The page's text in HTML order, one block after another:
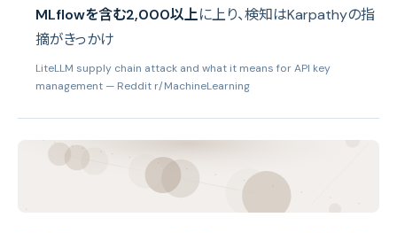
MLflowを含む2,000以上に上り、検知はKarpathyの指
摘がきっかけ
LiteLLM supply chain attack and what it means for API key
management — Reddit r/MachineLearning